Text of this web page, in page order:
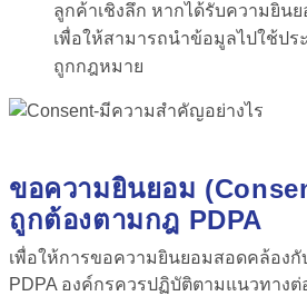
ลูกค้าเชิงลึก หากได้รับความยิน
เพื่อให้สามารถนำข้อมูลไปใช้ปร
ถูกกฎหมาย
ขอความยินยอม
ถูกต้องตามกฎ PDPA
เพื่อให้การขอความยินยอมสอดคล้องกั
PDPA องค์กรควรปฏิบัติตามแนวทางต่